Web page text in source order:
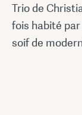
Trio de
fois habité
soif de